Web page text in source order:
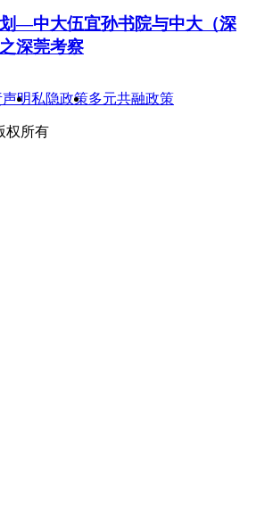
—中大伍宜孙书院与中大（深
深莞考察
明私隐政策多元共融政策
权所有